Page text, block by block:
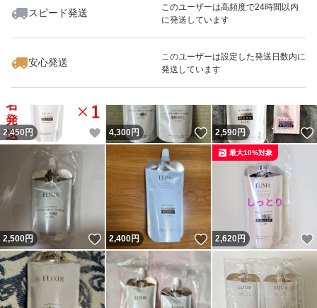
スピード発送
このユーザーは高頻度で24時間以内
に発送しています
安心発送
このユーザーは設定した発送日数内に
発送しています
いいね！
2,600
2,450 円 いいね！
4,300円 いいね！
2,590円
2,500円 いいね！
2,400円 いいね！
2,620円
最大10%対象